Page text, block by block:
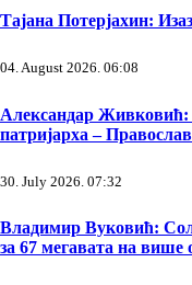
Тајана Потерјахин:
04. August 2026. 06:08
Александар Живковић:
патријарха –
30. July 2026. 07:32
Владимир Вуковић:
за 67 мегавата на више